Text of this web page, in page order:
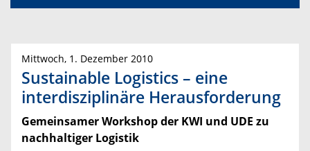
Mittwoch, 1. Dezember 2010
Sustainable Logistics – eine
interdisziplinäre Herausforderung
Gemeinsamer Workshop der KWI und UDE zu
nachhaltiger Logistik